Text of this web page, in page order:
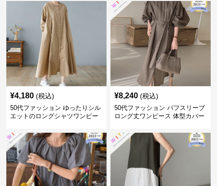
¥4,180 (税込)
50代ファッション ゆったりシル
エットのロングシャツワンピー
¥8,240 (税込)
50代ファッション パフスリーブ
ロング丈ワンピース 体型カバー